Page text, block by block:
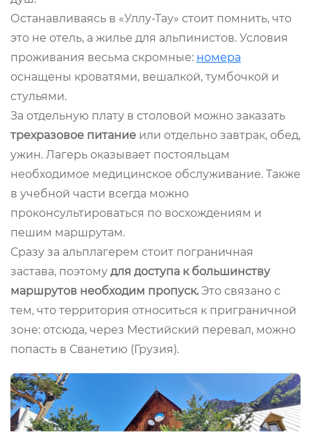
Останавливаясь в «Уллу-Тау» стоит помнить, что
это не отель, а жилье для альпинистов. Условия
проживания весьма скромные: номера
оснащены кроватями, вешалкой, тумбочкой и
стульями.
За отдельную плату в столовой можно заказать
трехразовое питание или отдельно завтрак, обед,
ужин. Лагерь оказывает постояльцам
необходимое медицинское обслуживание. Также
в учебной части всегда можно
проконсультироваться по восхождениям и
пешим маршрутам.
Сразу за альплагерем стоит пограничная
застава, поэтому для доступа к большинству
маршрутов необходим пропуск. Это связано с
тем, что территория относиться к приграничной
зоне: отсюда, через Местийский перевал, можно
попасть в Сванетию (Грузия).